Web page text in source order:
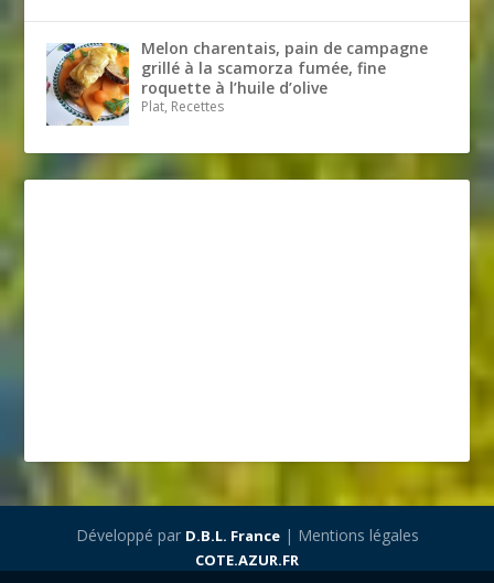
Melon charentais, pain de campagne
grillé à la scamorza fumée, fine
roquette à l’huile d’olive
Plat, Recettes
Développé par D.B.L. France| Mentions légales
COTE.AZUR.FR